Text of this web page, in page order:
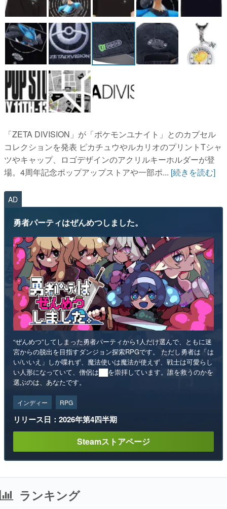
「ZETA DIVISION」が「ポケモンユナイト」とのカプセル
コレクションを発表 ピカチュウやルカリオのプリントTシャ
ツやキャップ、ロゴデザインのアクリルキーホルダーが登
場。4周年記念ポップアップストアや一部ポ... [続きを読む]
AD
勇者パーティはぜんめつしました。
“ぜんめつ”してしまった勇者パーティから1人だけ選んで、ともに迷
宮からの脱出を目指すダンジョン探索RPGです。 ただし勇者は「は
い/いいえ」しか喋れず、魔法使いは魔法が使えず、戦士は可愛らし
い人形になっていて、僧侶は██を崇拝しています。誰を救うのかを
選ぶのは、あなたです。
インディー RPG
リリース日：2026年第4四半期
Steamストアページ
ランキング